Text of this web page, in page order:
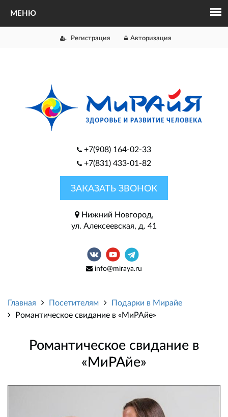
Регистрация Авторизация
+7(908) 164-02-33
+7(831) 433-01-82
ЗАКАЗАТЬ ЗВОНОК
Нижний Новгород,
ул. Алексеевская, д. 41
info@miraya.ru
Главная Посетителям
Подарки в Мирайе
Романтическое свидание в «МиРАйе»
Романтическое свидание в
«МиРАйе»